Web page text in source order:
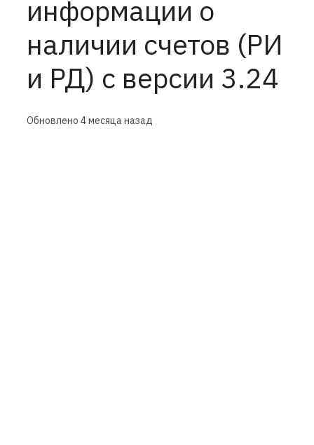
информации о
наличии счетов (РИ
и РД) с версии 3.24
Обновлено 4 месяца назад